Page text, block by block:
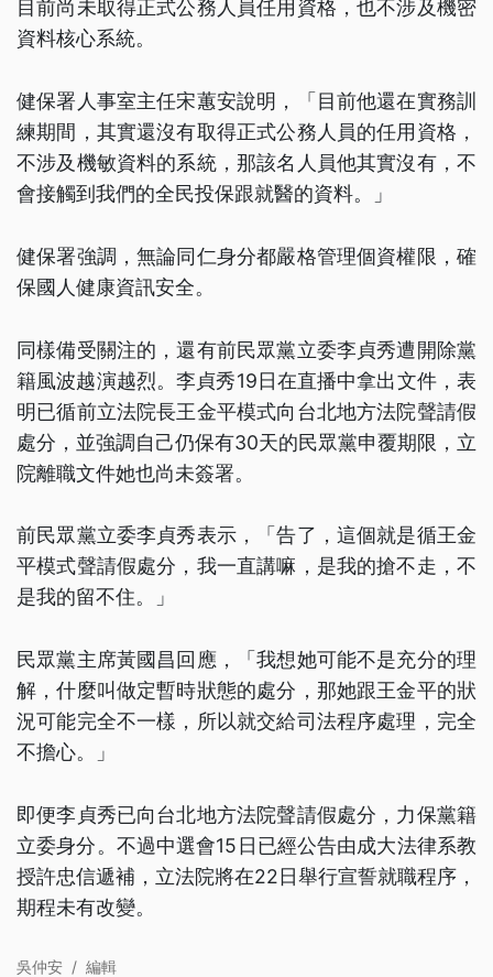
目前尚未取得正式公務人員任用資格，也不涉及機密
資料核心系統。
健保署人事室主任宋蕙安說明，「目前他還在實務訓
練期間，其實還沒有取得正式公務人員的任用資格，
不涉及機敏資料的系統，那該名人員他其實沒有，不
會接觸到我們的全民投保跟就醫的資料。」
健保署強調，無論同仁身分都嚴格管理個資權限，確
保國人健康資訊安全。
同樣備受關注的，還有前民眾黨立委李貞秀遭開除黨
籍風波越演越烈。李貞秀19日在直播中拿出文件，表
明已循前立法院長王金平模式向台北地方法院聲請假
處分，並強調自己仍保有30天的民眾黨申覆期限，立
院離職文件她也尚未簽署。
前民眾黨立委李貞秀表示，「告了，這個就是循王金
平模式聲請假處分，我一直講嘛，是我的搶不走，不
是我的留不住。」
民眾黨主席黃國昌回應，「我想她可能不是充分的理
解，什麼叫做定暫時狀態的處分，那她跟王金平的狀
況可能完全不一樣，所以就交給司法程序處理，完全
不擔心。」
即便李貞秀已向台北地方法院聲請假處分，力保黨籍
立委身分。不過中選會15日已經公告由成大法律系教
授許忠信遞補，立法院將在22日舉行宣誓就職程序，
期程未有改變。
吳仲安 / 編輯